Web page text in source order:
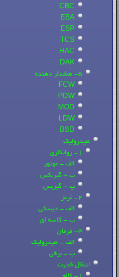
CBC
EBA
ESP
TCS
HAC
DAK
5- هشدار دهنده
FCW
PDW
MOD
LDW
BSD
هیدرولیک
1- روانکاری
الف - موتور
ب - گیربکس
پ - گیریس
2- ترمز
الف - دیسکی
ب - کاسه ای
3- فرمان
الف - هیدرولیک
ب - برقی
انتقال قدرت